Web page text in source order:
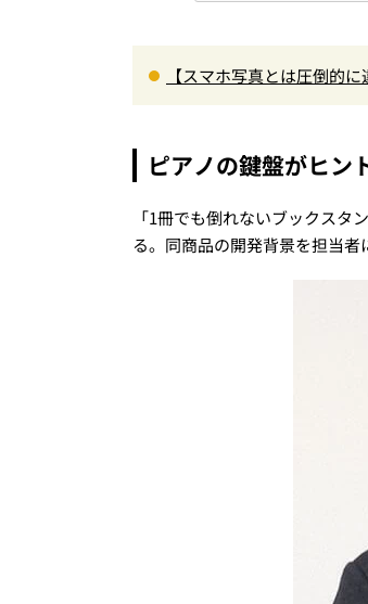
【スマホ写真とは圧倒的
ピアノの鍵盤がヒン
「1冊でも倒れないブックス
る。同商品の開発背景を担当者